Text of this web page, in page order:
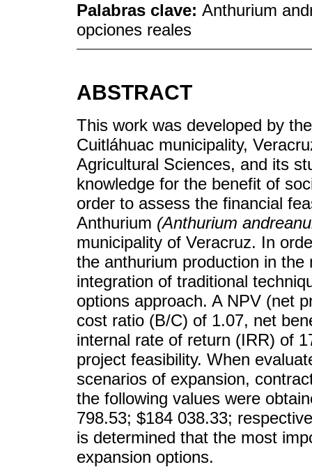
Palabras clave: Anthurium
opciones reales
ABSTRACT
This work was developed by
Cuitláhuac municipality,
Agricultural Sciences, and its
knowledge for the benefit of
order to assess the financial
Anthurium (Anthurium
municipality of Veracruz. In
the anthurium production in
integration of traditional
options approach. A NPV (net
cost ratio (B/C) of 1.07, net
internal rate of return (IRR) of
project feasibility. When
scenarios of expansion,
the following values were
798.53; $184 038.33;
is determined that the most
expansion options.